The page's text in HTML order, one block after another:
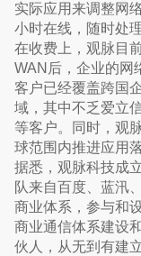
实际应用来调整网
小时在线，随时处
在收费上，观脉目
WAN后，企业的网
客户已经覆盖跨国
域，其中不乏爱立
等客户。同时，观
球范围内推进应用
据悉，观脉科技成
队来自百度、蓝汛
商业体系，参与和
商业通信体系建设
伙人，从无到有建